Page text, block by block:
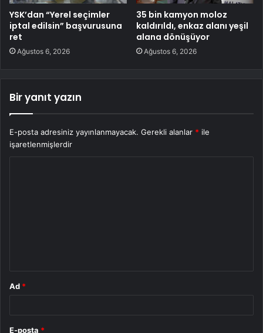
YSK’dan “Yerel seçimler
iptal edilsin” başvurusuna
ret
Ağustos 6, 2026
35 bin kamyon moloz
kaldırıldı, enkaz alanı yeşil
alana dönüşüyor
Ağustos 6, 2026
Bir yanıt yazın
E-posta adresiniz yayınlanmayacak. Gerekli alanlar * ile
işaretlenmişlerdir
Ad *
E-posta *